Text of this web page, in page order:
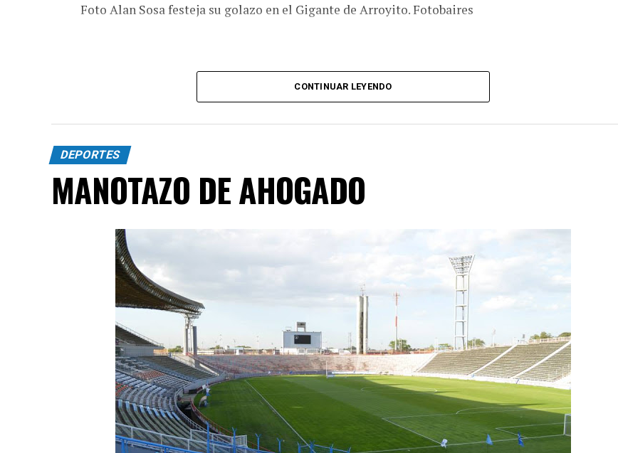
Foto Alan Sosa festeja su golazo en el Gigante de Arroyito. Fotobaires
CONTINUAR LEYENDO
DEPORTES
MANOTAZO DE AHOGADO